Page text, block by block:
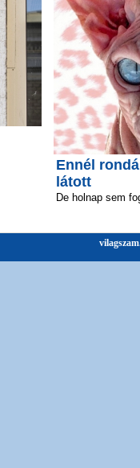
Ennél
látott
De holnap sem